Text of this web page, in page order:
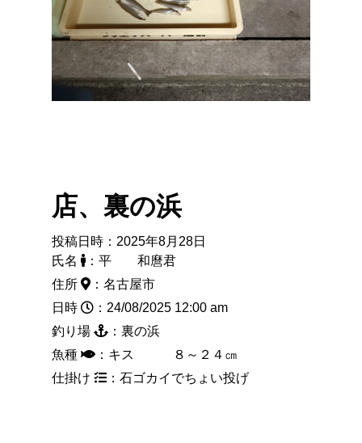
店、裏の浜
投稿日時：2025年8月28日
氏名
：平 和麿君
住所
：名古屋市
日時
：24/08/2025 12:00 am
釣り場
：裏の浜
魚種
：キス ８～２４㎝
仕掛け
：石ゴカイでちょい投げ